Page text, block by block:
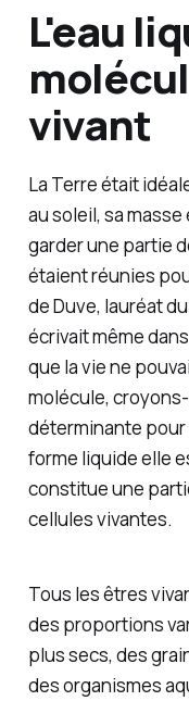
L'eau
vivant
La Terre était
au soleil, sa
garder une partie
étaient réunies
de Duve, lauréat
écrivait même
que la vie ne
molécule,
déterminante pour
forme liquide elle
constitue une
cellules vivantes.
Tous les êtres
des proportions
plus secs, des
des organismes